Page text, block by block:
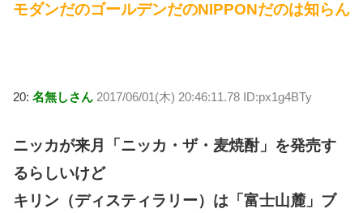
モダンだのゴールデンだのNIPPONだのは知らん
20: 名無しさん 2017/06/01(木) 20:46:11.78 ID:px1g4BTy
ニッカが来月「ニッカ・ザ・麦焼酎」を発売す
るらしいけど
キリン（ディスティラリー）は「富士山麓」ブ